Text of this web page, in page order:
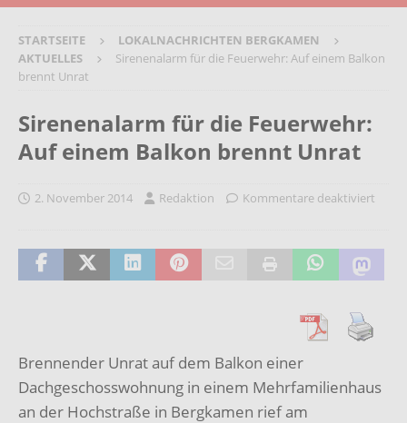
STARTSEITE
LOKALNACHRICHTEN BERGKAMEN
AKTUELLES
Sirenenalarm für die Feuerwehr: Auf einem Balkon
brennt Unrat
Sirenenalarm für die Feuerwehr:
Auf einem Balkon brennt Unrat
2. November 2014 Redaktion Kommentare deaktiviert
Brennender Unrat auf dem Balkon einer
Dachgeschosswohnung in einem Mehrfamilienhaus
an der Hochstraße in Bergkamen rief am